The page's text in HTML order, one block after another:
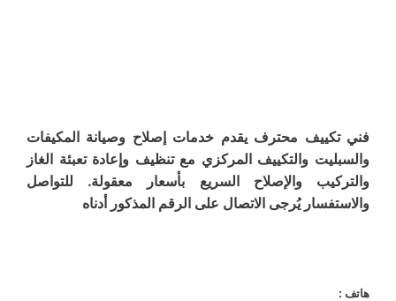
فني تكييف محترف يقدم خدمات إصلاح وصيانة المكيفات
والسبليت والتكييف المركزي مع تنظيف وإعادة تعبئة الغاز
والتركيب والإصلاح السريع بأسعار معقولة. للتواصل
والاستفسار يُرجى الاتصال على الرقم المذكور أدناه
هاتف :